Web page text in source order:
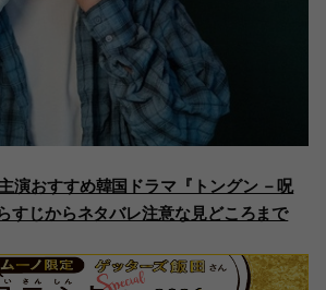
演おすすめ韓国ドラマ『トングン －呪
すじからネタバレ注意な見どころまで